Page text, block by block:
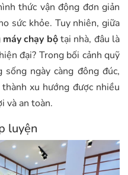
thức vận động đơn giản
sức khỏe. Tuy nhiên, giữa
máy chạy bộtại nhà, đâu là
đại? Trong bối cảnh quỹ
ngày càng đông đúc,
xu hướng được nhiều
và an toàn.
luyện